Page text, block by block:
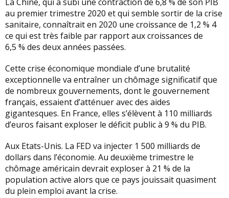
au premier trimestre 2020 et qui semble sortir de la crise
sanitaire, connaîtrait en 2020 une croissance de 1,2 % 4
ce qui est très faible par rapport aux croissances de
6,5 % des deux années passées.
Cette crise économique mondiale d’une brutalité
exceptionnelle va entraîner un chômage significatif que
de nombreux gouvernements, dont le gouvernement
français, essaient d’atténuer avec des aides
gigantesques. En France, elles s’élèvent à 110 milliards
d’euros faisant exploser le déficit public à 9 % du PIB.
Aux Etats-Unis. La FED va injecter 1 500 milliards de
dollars dans l’économie. Au deuxième trimestre le
chômage américain devrait exploser à 21 % de la
population active alors que ce pays jouissait quasiment
du plein emploi avant la crise.